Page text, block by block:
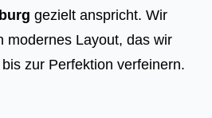
gezielt anspricht. Wir
modernes Layout, das wir
zur Perfektion verfeinern.